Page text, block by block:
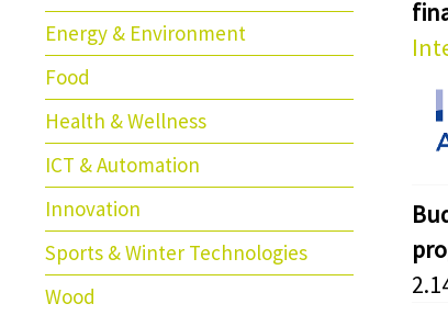
Energy & Environment
Food
Health & Wellness
ICT & Automation
Innovation
Sports & Winter Technologies
Wood